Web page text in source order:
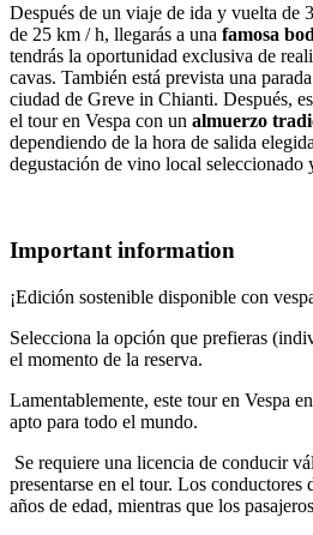
Después de un viaje de ida y vuelta de
de 25 km / h, llegarás a una famosa
tendrás la oportunidad exclusiva de
cavas. También está prevista una
ciudad de Greve in Chianti. Después,
el tour en Vespa con un almuerzo
dependiendo de la hora de salida
degustación de vino local seleccionado
Important information
¡Edición sostenible disponible con
Selecciona la opción que prefieras
el momento de la reserva.
Lamentablemente, este tour en Vespa
apto para todo el mundo.
Se requiere una licencia de conducir
presentarse en el tour. Los conductores
años de edad, mientras que los